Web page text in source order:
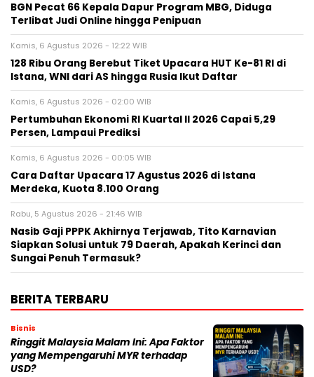
BGN Pecat 66 Kepala Dapur Program MBG, Diduga
Terlibat Judi Online hingga Penipuan
Kamis, 6 Agustus 2026 - 12:22 WIB
128 Ribu Orang Berebut Tiket Upacara HUT Ke-81 RI di
Istana, WNI dari AS hingga Rusia Ikut Daftar
Kamis, 6 Agustus 2026 - 02:00 WIB
Pertumbuhan Ekonomi RI Kuartal II 2026 Capai 5,29
Persen, Lampaui Prediksi
Kamis, 6 Agustus 2026 - 00:05 WIB
Cara Daftar Upacara 17 Agustus 2026 di Istana
Merdeka, Kuota 8.100 Orang
Rabu, 5 Agustus 2026 - 21:46 WIB
Nasib Gaji PPPK Akhirnya Terjawab, Tito Karnavian
Siapkan Solusi untuk 79 Daerah, Apakah Kerinci dan
Sungai Penuh Termasuk?
BERITA TERBARU
Bisnis
Ringgit Malaysia Malam Ini: Apa Faktor
yang Mempengaruhi MYR terhadap
USD?